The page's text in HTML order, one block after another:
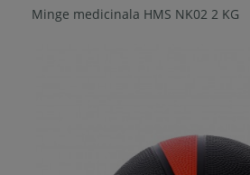
Minge medicinala HMS NK02 2 KG